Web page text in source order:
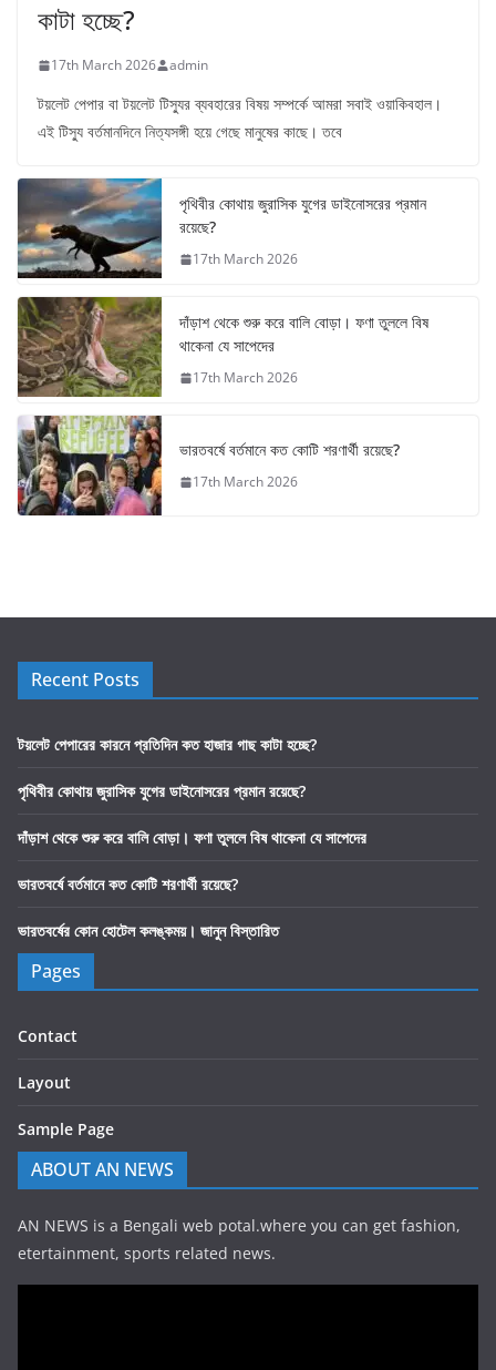
কাটা হচ্ছে?
17th March 2026 admin
টয়লেট পেপার বা টয়লেট টিস্যুর ব্যবহারের বিষয় সম্পর্কে আমরা সবাই ওয়াকিবহাল।
এই টিস্যু বর্তমানদিনে নিত্যসঙ্গী হয়ে গেছে মানুষের কাছে। তবে
পৃথিবীর কোথায় জুরাসিক যুগের ডাইনোসরের প্রমান
রয়েছে?
17th March 2026
দাঁড়াশ থেকে শুরু করে বালি বোড়া। ফণা তুললে বিষ
থাকেনা যে সাপেদের
17th March 2026
ভারতবর্ষে বর্তমানে কত কোটি শরণার্থী রয়েছে?
17th March 2026
Recent Posts
টয়লেট পেপারের কারনে প্রতিদিন কত হাজার গাছ কাটা হচ্ছে?
পৃথিবীর কোথায় জুরাসিক যুগের ডাইনোসরের প্রমান রয়েছে?
দাঁড়াশ থেকে শুরু করে বালি বোড়া। ফণা তুললে বিষ থাকেনা যে সাপেদের
ভারতবর্ষে বর্তমানে কত কোটি শরণার্থী রয়েছে?
ভারতবর্ষের কোন হোটেল কলঙ্কময়। জানুন বিস্তারিত
Pages
Contact
Layout
Sample Page
ABOUT AN NEWS
AN NEWS is a Bengali web potal.where you can get fashion,
etertainment, sports related news.